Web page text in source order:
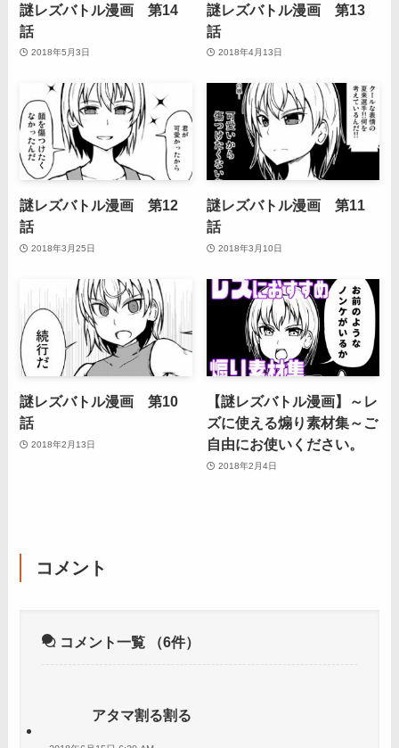
謎レズバトル漫画 第14
話
2018年5月3日
謎レズバトル漫画 第13
話
2018年4月13日
謎レズバトル漫画 第12
話
2018年3月25日
謎レズバトル漫画 第11
話
2018年3月10日
謎レズバトル漫画 第10
話
2018年2月13日
【謎レズバトル漫画】～レ
ズに使える煽り素材集～ご
自由にお使いください。
2018年2月4日
コメント
コメント一覧 （6件）
アタマ割る割る